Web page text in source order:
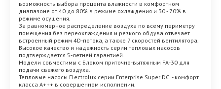
возможность выбора процента влажности в комфортном
диапазоне от 40 до 80% в режиме охлаждения и 30 - 70% в
режиме осушения.
За равномерное распределение воздуха по всему периметру
помещения без переохлаждения и резкого обдува отвечает
встроенный режим 4D-потока, а также 7 скоростей вентилятора.
Высокое качество и надежность серии тепловых насосов
подтверждается 5-летней гарантией.
Модели совместимы с Блоком приточно-вытяжным FA-30 для
подачи свежего воздуха.
Тепловые насосы Electrolux серии Enterprise Super DC - комфорт
класса А+++ в совершенном исполнении.